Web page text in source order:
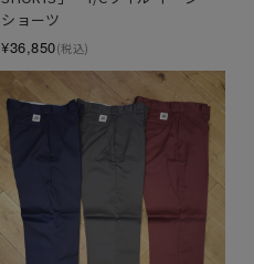
ショーツ
¥36,850(税込)